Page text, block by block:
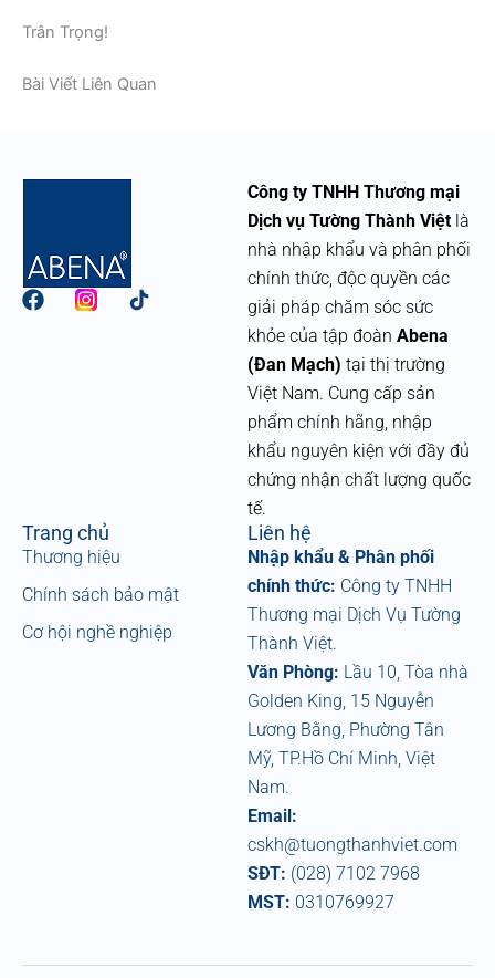
Trân Trọng!
Bài Viết Liên Quan
F
Công ty TNHH Thương mại
Dịch vụ Tường Thành Việtlà
nhà nhập khẩu và phân phối
chính thức, độc quyền các
giải pháp chăm sóc sức
khỏe của tập đoàn Abena
(Đan Mạch) tại thị trường
Việt Nam. Cung cấp sản
phẩm chính hãng, nhập
khẩu nguyên kiện với đầy đủ
chứng nhận chất lượng quốc
tế.
Trang chủ
Thương hiệu
Chính sách bảo mật
Cơ hội nghề nghiệp
Liên hệ
Nhập khẩu & Phân phối
chính thức: Công ty TNHH
Thương mại Dịch Vụ Tường
Thành Việt.
Văn Phòng: Lầu 10, Tòa nhà
Golden King, 15 Nguyễn
Lương Bằng, Phường Tân
Mỹ, TP.Hồ Chí Minh, Việt
Nam.
Email:
cskh@tuongthanhviet.com
SĐT: (028) 7102 7968
MST: 0310769927